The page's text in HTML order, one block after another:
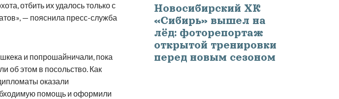
отбить их удалось только с
— пояснила пресс-служба
и попрошайничали, пока
об этом в посольство. Как
оказали
помощь и оформили
Новосибирский ХК
«Сибирь» вышел на
лёд: фоторепортаж
открытой тренировки
перед новым сезоном